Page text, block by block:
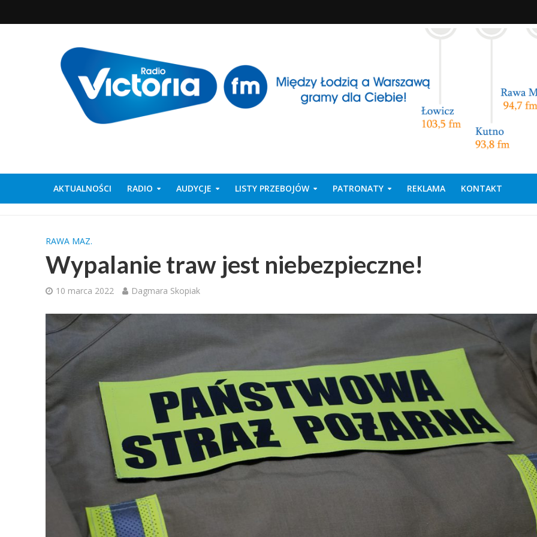
AKTUALNOŚCI RADIO AUDYCJE LISTY PRZEBOJÓW PATRONATY REKLAMA KONTAKT
RAWA MAZ.
Wypalanie traw jest niebezpieczne!
10 marca 2022 Dagmara Skopiak